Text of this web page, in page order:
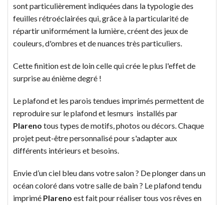
sont particulièrement indiquées dans la typologie des
feuilles rétroéclairées qui, grâce à la particularité de
répartir uniformément la lumière, créent des jeux de
couleurs, d'ombres et de nuances très particuliers.
Cette finition est de loin celle qui crée le plus l'effet de
surprise au énième degré !
Le plafond et les parois tendues imprimés permettent de
reproduire sur le plafond et lesmurs installés par
Plareno tous types de motifs, photos ou décors. Chaque
projet peut-être personnalisé pour s'adapter aux
différents intérieurs et besoins.
Envie d’un ciel bleu dans votre salon ? De plonger dans un
océan coloré dans votre salle de bain ? Le plafond tendu
imprimé Plareno est fait pour réaliser tous vos rêves en